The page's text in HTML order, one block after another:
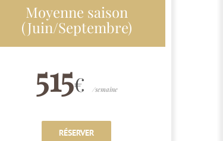
Moyenne saison
(Juin/Septembre)
515€ /semaine
RÉSERVER